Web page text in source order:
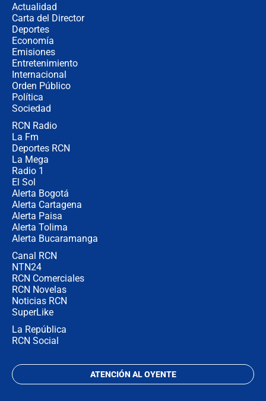
Actualidad
Carta del Director
Deportes
Economía
Emisiones
Entretenimiento
Internacional
Orden Público
Política
Sociedad
RCN Radio
La Fm
Deportes RCN
La Mega
Radio 1
El Sol
Alerta Bogotá
Alerta Cartagena
Alerta Paisa
Alerta Tolima
Alerta Bucaramanga
Canal RCN
NTN24
RCN Comerciales
RCN Novelas
Noticias RCN
SuperLike
La República
RCN Social
ATENCIÓN AL OYENTE